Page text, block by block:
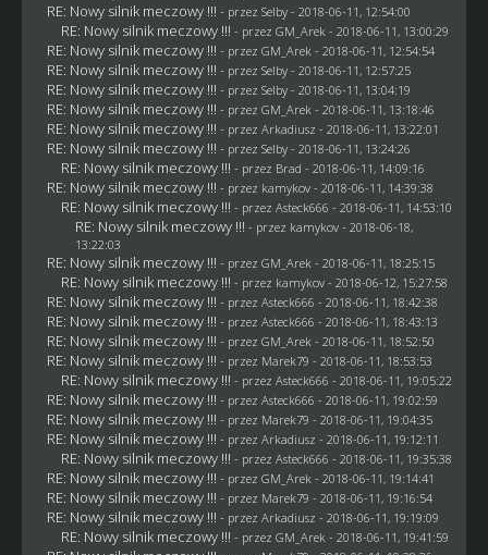
RE: Nowy silnik meczowy !!! - przez Selby- 2018-06-11, 12:54:00
RE: Nowy silnik meczowy !!! - przez GM_Arek - 2018-06-11, 13:00:29
RE: Nowy silnik meczowy !!! - przez GM_Arek - 2018-06-11, 12:54:54
RE: Nowy silnik meczowy !!! - przez Selby- 2018-06-11, 12:57:25
RE: Nowy silnik meczowy !!! - przez Selby- 2018-06-11, 13:04:19
RE: Nowy silnik meczowy !!! - przez GM_Arek - 2018-06-11, 13:18:46
RE: Nowy silnik meczowy !!! - przez Arkadiusz - 2018-06-11, 13:22:01
RE: Nowy silnik meczowy !!! - przez Selby- 2018-06-11, 13:24:26
RE: Nowy silnik meczowy !!! - przez Brad - 2018-06-11, 14:09:16
RE: Nowy silnik meczowy !!! - przez kamykov- 2018-06-11, 14:39:38
RE: Nowy silnik meczowy !!! - przez Asteck666 - 2018-06-11, 14:53:10
RE: Nowy silnik meczowy !!! - przez kamykov- 2018-06-18,
13:22:03
RE: Nowy silnik meczowy !!! - przez GM_Arek - 2018-06-11, 18:25:15
RE: Nowy silnik meczowy !!! - przez kamykov- 2018-06-12, 15:27:58
RE: Nowy silnik meczowy !!! - przez Asteck666 - 2018-06-11, 18:42:38
RE: Nowy silnik meczowy !!! - przez Asteck666 - 2018-06-11, 18:43:13
RE: Nowy silnik meczowy !!! - przez GM_Arek - 2018-06-11, 18:52:50
RE: Nowy silnik meczowy !!! - przez Marek79 - 2018-06-11, 18:53:53
RE: Nowy silnik meczowy !!! - przez Asteck666 - 2018-06-11, 19:05:22
RE: Nowy silnik meczowy !!! - przez Asteck666 - 2018-06-11, 19:02:59
RE: Nowy silnik meczowy !!! - przez Marek79 - 2018-06-11, 19:04:35
RE: Nowy silnik meczowy !!! - przez Arkadiusz - 2018-06-11, 19:12:11
RE: Nowy silnik meczowy !!! - przez Asteck666 - 2018-06-11, 19:35:38
RE: Nowy silnik meczowy !!! - przez GM_Arek - 2018-06-11, 19:14:41
RE: Nowy silnik meczowy !!! - przez Marek79 - 2018-06-11, 19:16:54
RE: Nowy silnik meczowy !!! - przez Arkadiusz - 2018-06-11, 19:19:09
RE: Nowy silnik meczowy !!! - przez GM_Arek - 2018-06-11, 19:41:59